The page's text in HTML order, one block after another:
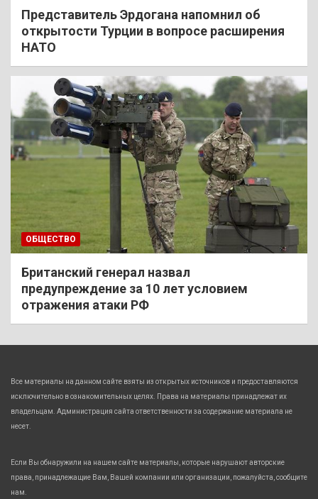
Представитель Эрдогана напомнил об
открытости Турции в вопросе расширения
НАТО
ОБЩЕСТВО
Британский генерал назвал
предупреждение за 10 лет условием
отражения атаки РФ
Все материалы на данном сайте взяты из открытых источников и предоставляются
исключительно в ознакомительных целях. Права на материалы принадлежат их
владельцам. Администрация сайта ответственности за содержание материала не
несет.
Если Вы обнаружили на нашем сайте материалы, которые нарушают авторские
права, принадлежащие Вам, Вашей компании или организации, пожалуйста, сообщите
нам.